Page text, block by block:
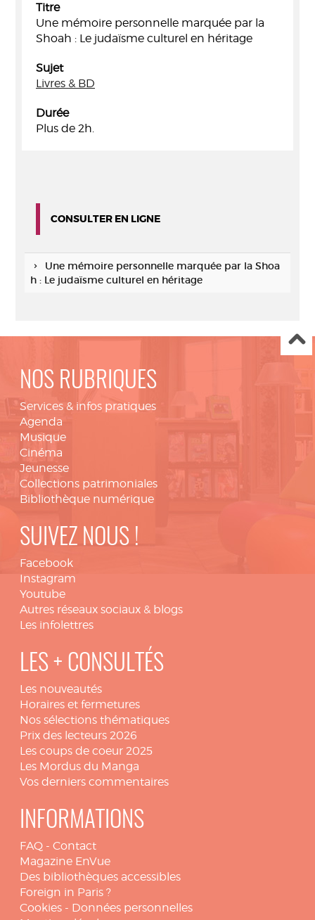
Titre
Une mémoire personnelle marquée par la
Shoah : Le judaïsme culturel en héritage
Sujet
Livres & BD
Durée
Plus de 2h.
CONSULTER EN LIGNE
Une mémoire personnelle marquée par la Shoa
h : Le judaïsme culturel en héritage
NOS RUBRIQUES
Services & infos pratiques
Agenda
Musique
Cinéma
Jeunesse
Collections patrimoniales
Bibliothèque numérique
SUIVEZ NOUS !
Facebook
Instagram
Youtube
Autres réseaux sociaux & blogs
Les infolettres
LES + CONSULTÉS
Les nouveautés
Horaires et fermetures
Nos sélections thématiques
Prix des lecteurs 2026
Les coups de coeur 2025
Les Mordus du Manga
Vos derniers commentaires
INFORMATIONS
FAQ - Contact
Magazine EnVue
Des bibliothèques accessibles
Foreign in Paris ?
Cookies - Données personnelles